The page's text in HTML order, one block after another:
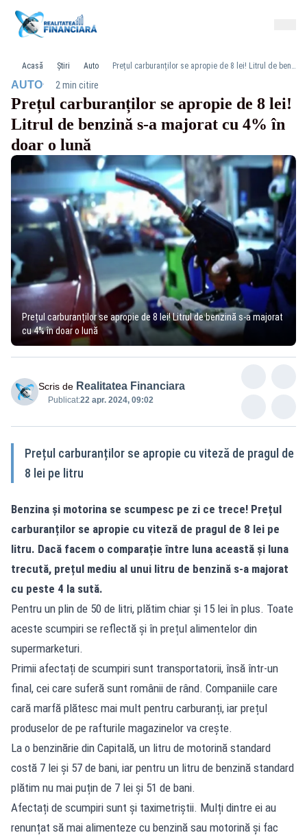
Acasă Știri Auto Prețul carburanților se apropie de 8 lei! Litrul de benzină s-a majorat cu 4% în doar o lună
AUTO· 2 min citire
Prețul carburanților se apropie de 8 lei!
Litrul de benzină s-a majorat cu 4% în
doar o lună
Prețul carburanților se apropie de 8 lei! Litrul de benzină s-a majorat
cu 4% în doar o lună
Scris de Realitatea Financiara
Publicat:22 apr. 2024, 09:02
Prețul carburanților se apropie cu viteză de pragul de
8 lei pe litru
Benzina și motorina se scumpesc pe zi ce trece! Prețul
carburanților se apropie cu viteză de pragul de 8 lei pe
litru. Dacă facem o comparație între luna această și luna
trecută, prețul mediu al unui litru de benzină s-a majorat
cu peste 4 la sută.
Pentru un plin de 50 de litri, plătim chiar și 15 lei în plus. Toate
aceste scumpiri se reflectă și în prețul alimentelor din
supermarketuri.
Primii afectați de scumpiri sunt transportatorii, însă într-un
final, cei care suferă sunt românii de rând. Companiile care
cară marfă plătesc mai mult pentru carburanți, iar prețul
produselor de pe rafturile magazinelor va crește.
La o benzinărie din Capitală, un litru de motorină standard
costă 7 lei și 57 de bani, iar pentru un litru de benzină standard
plătim nu mai puțin de 7 lei și 51 de bani.
Afectați de scumpiri sunt și taximetriștii. Mulți dintre ei au
renunțat să mai alimenteze cu benzină sau motorină și fac